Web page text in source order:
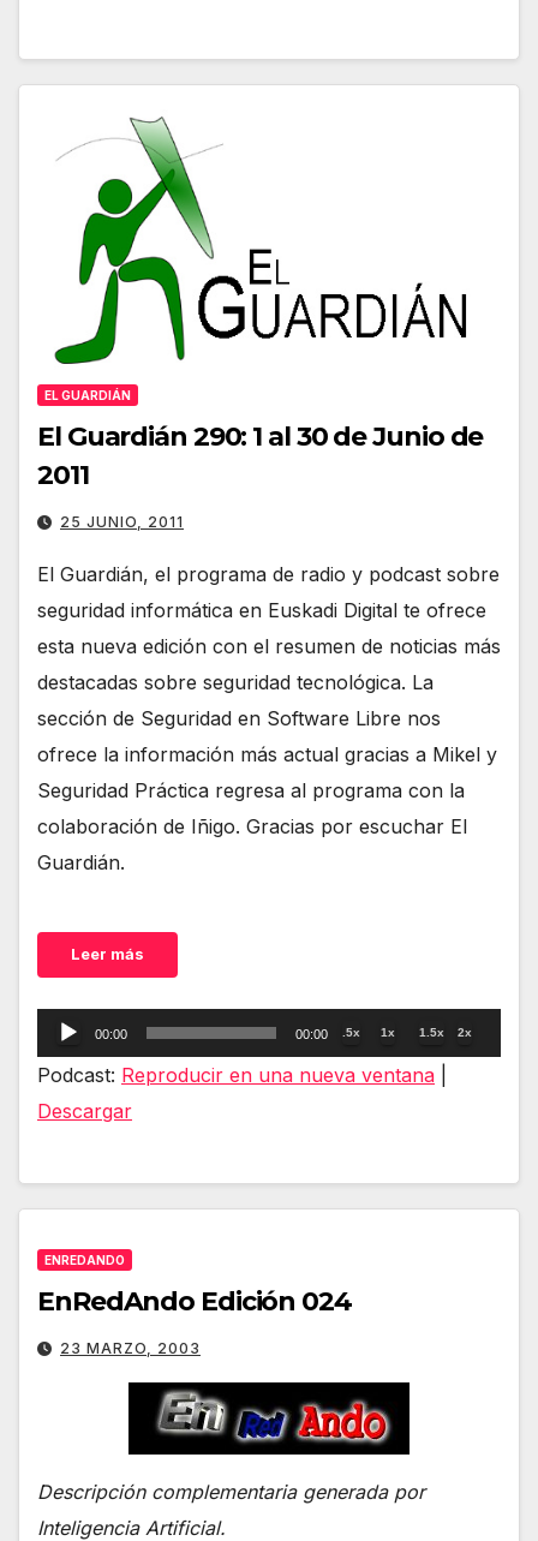
EL GUARDIÁN
El Guardián 290: 1 al 30 de Junio de
2011
25 JUNIO, 2011
El Guardián, el programa de radio y podcast sobre
seguridad informática en Euskadi Digital te ofrece
esta nueva edición con el resumen de noticias más
destacadas sobre seguridad tecnológica. La
sección de Seguridad en Software Libre nos
ofrece la información más actual gracias a Mikel y
Seguridad Práctica regresa al programa con la
colaboración de Iñigo. Gracias por escuchar El
Guardián.
Leer más
Reproductor
de
00:00 00:00 .5x 1x 1.5x 2x
Podcast: Reproducir en una nueva ventana
Descargar
ENREDANDO
EnRedAndo Edición 024
23 MARZO, 2003
Descripción complementaria generada por
Inteligencia Artificial.